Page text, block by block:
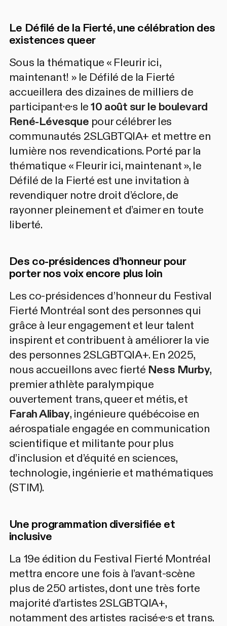
Le Défilé de la Fierté, une célébration des
existences queer
Sous la thématique « Fleurir ici,
maintenant! » le Défilé de la Fierté
accueillera des dizaines de milliers de
participant·e·s le10 août sur le boulevard
René-Lévesque pour célébrer les
communautés 2SLGBTQIA+ et mettre en
lumière nos revendications. Porté par la
thématique « Fleurir ici, maintenant », le
Défilé de la Fierté est une invitation à
revendiquer notre droit d’éclore, de
rayonner pleinement et d’aimer en toute
liberté.
Des co-présidences d’honneur pour
porter nos voix encore plus loin
Les co-présidences d’honneur du Festival
Fierté Montréal sont des personnes qui
grâce à leur engagement et leur talent
inspirent et contribuent à améliorer la vie
des personnes 2SLGBTQIA+. En 2025,
nous accueillons avec fierté Ness Murby,
premier athlète paralympique
ouvertement trans, queer et métis, et
Farah Alibay, ingénieure québécoise en
aérospatiale engagée en communication
scientifique et militante pour plus
d’inclusion et d’équité en sciences,
technologie, ingénierie et mathématiques
(STIM).
Une programmation diversifiée et
inclusive
La 19e édition du Festival Fierté Montréal
mettra encore une fois à l’avant-scène
plus de 250 artistes, dont une très forte
majorité d’artistes 2SLGBTQIA+,
notamment des artistes racisé·e·s et trans.